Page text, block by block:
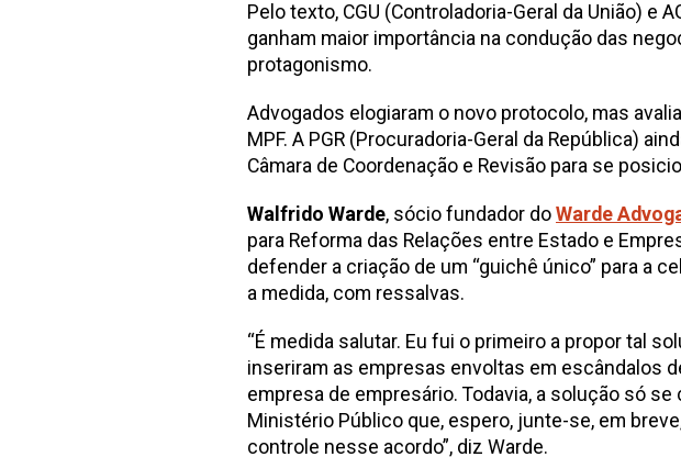
Pelo texto, CGU (Controladoria-Geral da União) e
ganham maior importância na condução das
protagonismo.
Advogados elogiaram o novo protocolo, mas
MPF. A PGR (Procuradoria-Geral da República)
Câmara de Coordenação e Revisão para se
Walfrido Warde, sócio fundador doWarde
para Reforma das Relações entre Estado e
defender a criação de um “guichê único” para a
a medida, com ressalvas.
“É medida salutar. Eu fui o primeiro a propor tal
inseriram as empresas envoltas em escândalos
empresa de empresário. Todavia, a solução só
Ministério Público que, espero, junte-se, em
controle nesse acordo”, diz Warde.